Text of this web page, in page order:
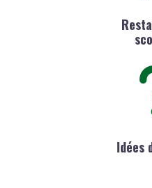
Idées